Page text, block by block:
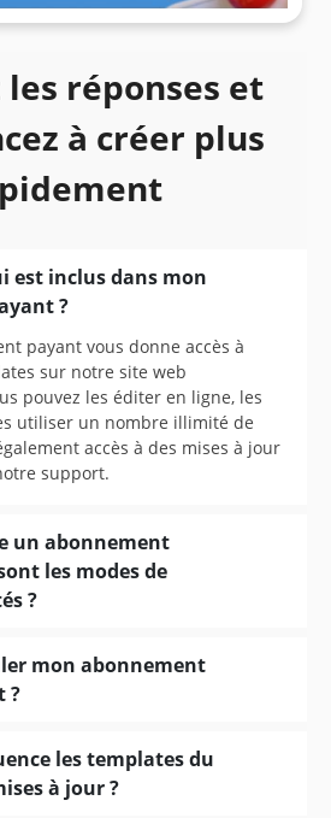
réponses et
à créer plus
est inclus dans mon
?
payant vous donne accès à
sur notre site web
pouvez les éditer en ligne, les
utiliser un nombre illimité de
accès à des mises à jour
support.
un abonnement
les modes de
?
mon abonnement
?
les templates du
à jour ?